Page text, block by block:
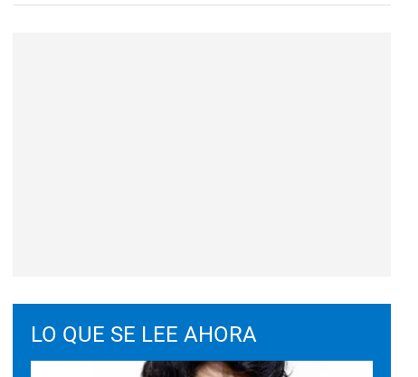
LO QUE SE LEE AHORA